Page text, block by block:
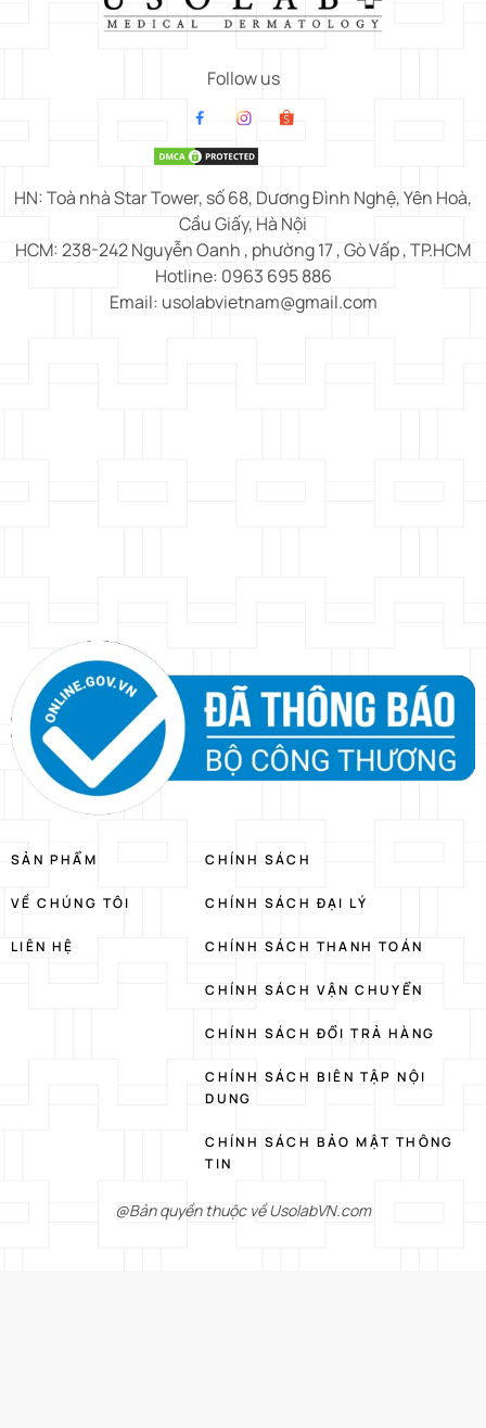
Follow us
HN: Toà nhà Star Tower, số 68, Dương Đình Nghệ, Yên Hoà,
Cầu Giấy, Hà Nội
HCM: 238-242 Nguyễn Oanh , phường 17 , Gò Vấp , TP.HCM
Hotline: 0963 695 886
Email: usolabvietnam@gmail.com
SẢN PHẨM
VỀ CHÚNG TÔI
LIÊN HỆ
CHÍNH SÁCH
CHÍNH SÁCH ĐẠI LÝ
CHÍNH SÁCH THANH TOÁN
CHÍNH SÁCH VẬN CHUYỂN
CHÍNH SÁCH ĐỔI TRẢ HÀNG
CHÍNH SÁCH BIÊN TẬP NỘI
DUNG
CHÍNH SÁCH BẢO MẬT THÔNG
TIN
@Bản quyền thuộc về UsolabVN.com